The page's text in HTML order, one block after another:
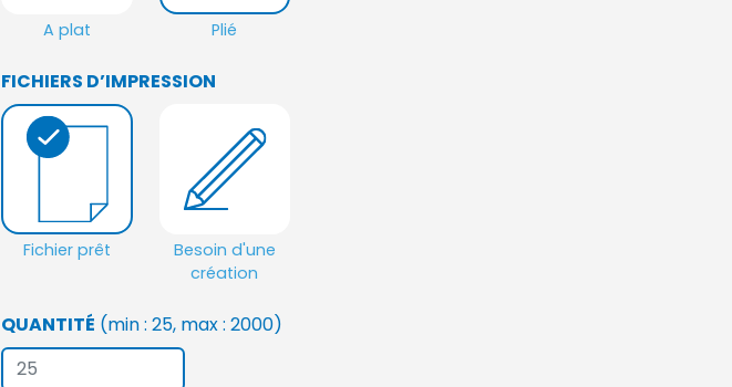
A plat Plié
FICHIERS D’IMPRESSION
Fichier prêt
Besoin d'une
création
QUANTITÉ (min : 25, max : 2000)
Sélection de la fiche